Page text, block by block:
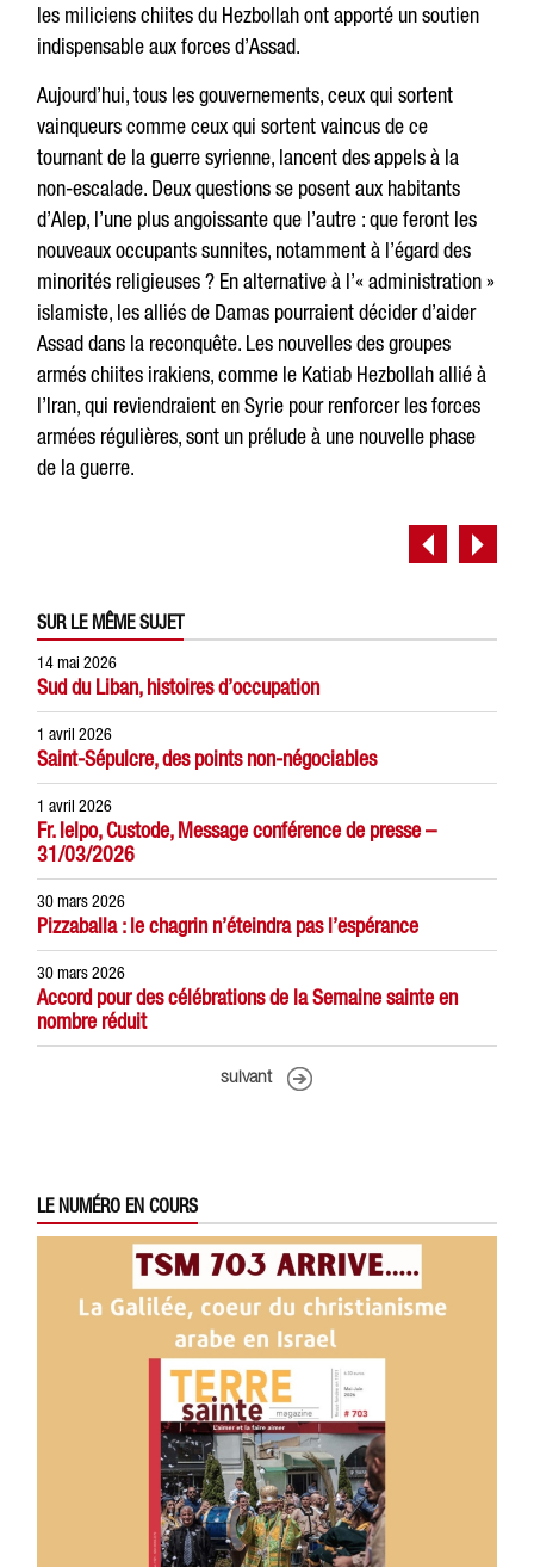
les miliciens chiites du Hezbollah ont apporté un soutien
indispensable aux forces d’Assad.
Aujourd’hui, tous les gouvernements, ceux qui sortent
vainqueurs comme ceux qui sortent vaincus de ce
tournant de la guerre syrienne, lancent des appels à la
non-escalade. Deux questions se posent aux habitants
d’Alep, l’une plus angoissante que l’autre : que feront les
nouveaux occupants sunnites, notamment à l’égard des
minorités religieuses ? En alternative à l’« administration »
islamiste, les alliés de Damas pourraient décider d’aider
Assad dans la reconquête. Les nouvelles des groupes
armés chiites irakiens, comme le Katiab Hezbollah allié à
l’Iran, qui reviendraient en Syrie pour renforcer les forces
armées régulières, sont un prélude à une nouvelle phase
de la guerre.
SUR LE MÊME SUJET
14 mai 2026
Sud du Liban, histoires d’occupation
1 avril 2026
Saint-Sépulcre, des points non-négociables
1 avril 2026
Fr. Ielpo, Custode, Message conférence de presse –
31/03/2026
30 mars 2026
Pizzaballa : le chagrin n’éteindra pas l’espérance
30 mars 2026
Accord pour des célébrations de la Semaine sainte en
nombre réduit
suivant
LE NUMÉRO EN COURS